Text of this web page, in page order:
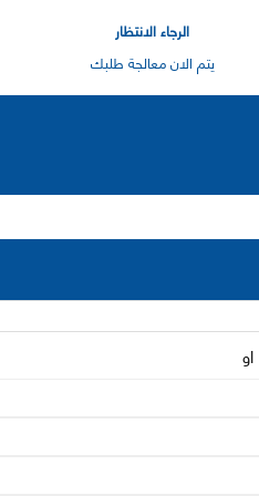
الرجاء الانتظار
يتم الان معالجة طلبك
او